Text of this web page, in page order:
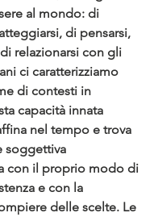
al mondo: di
di pensarsi,
relazionarsi con gli
ci caratterizziamo
di contesti in
capacità innata
nel tempo e trova
soggettiva
con il proprio modo di
e con la
delle scelte. Le